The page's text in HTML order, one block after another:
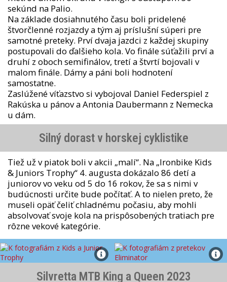
sekúnd na Palio.
Na základe dosiahnutého času boli pridelené
štvorčlenné rozjazdy a tým aj príslušní súperi pre
samotné preteky. Prví dvaja jazdci z každej skupiny
postupovali do ďalšieho kola. Vo finále súťažili prví a
druhí z oboch semifinálov, tretí a štvrtí bojovali v
malom finále. Dámy a páni boli hodnotení
samostatne.
Zaslúžené víťazstvo si vybojoval Daniel Federspiel z
Rakúska u pánov a Antonia Daubermann z Nemecka
u dám.
Silný dorast v horskej cyklistike
Tiež už v piatok boli v akcii „malí“. Na „Ironbike Kids
& Juniors Trophy“ 4. augusta dokázalo 86 detí a
juniorov vo veku od 5 do 16 rokov, že sa s nimi v
budúcnosti určite bude počítať. A to nielen preto, že
museli opäť čeliť chladnému počasiu, aby mohli
absolvovať svoje kola na prispôsobených tratiach pre
rôzne vekové kategórie.
Silvretta MTB King a Queen 2023